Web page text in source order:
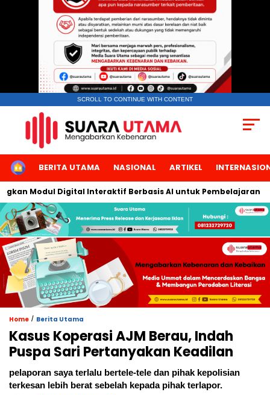
SCROLL TO CONTINUE WITH CONTENT
HOMEBERITA UTAMA NASIONAL ARTIKEL
Modul Digital Interaktif Berbasis AI untuk Pembelajaran
Home / Berita Utama
Kasus Koperasi AJM Berau, Indah
Puspa Sari Pertanyakan Keadilan
pelaporan saya terlalu bertele-tele dan pihak kepolisian
terkesan lebih berat sebelah kepada pihak terlapor.